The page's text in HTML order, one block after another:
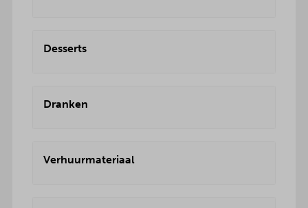
Desserts
Dranken
Verhuurmateriaal